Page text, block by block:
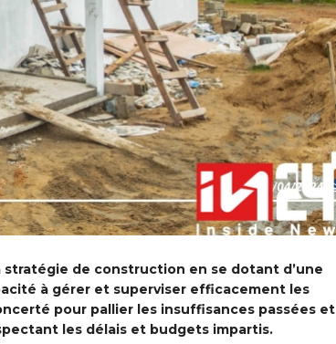
stratégie de construction en se dotant d’une
à gérer et superviser efficacement les
pour pallier les insuffisances passées et
les délais et budgets impartis.